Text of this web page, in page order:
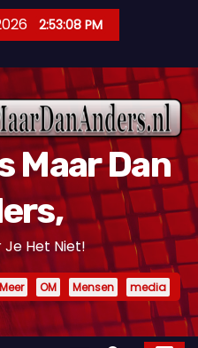
2:53:09 PM
Maar Dan
Je Het Niet!
Meer OM Mensen media